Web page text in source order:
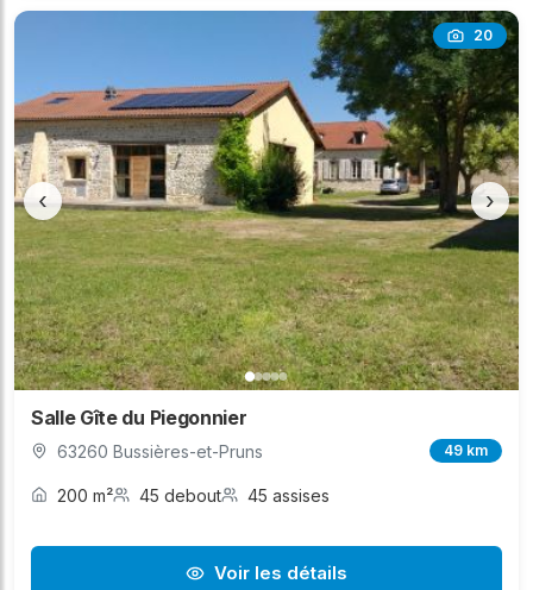
20
‹ ›
Salle Gîte du Piegonnier
63260 Bussières-et-Pruns 49 km
200 m² 45 debout 45 assises
Voir les détails